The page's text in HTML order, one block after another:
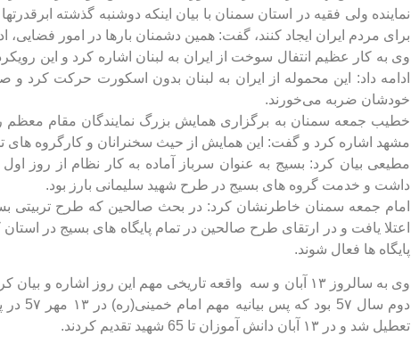
نماینده ولی فقیه در استان سمنان با بیان اینکه دوشنبه گذشته
برای مردم ایران ایجاد کنند، گفت: همین دشمنان بارها در امور
وی به کار عظیم انتفال سوخت از ایران به لبنان اشاره کرد و این
ادامه داد: این محموله از ایران به لبنان بدون اسکورت حرکت کرد و
خودشان ضربه می‌خورند.
خطیب جمعه سمنان به برگزاری همایش بزرگ نمایندگان مقام معظم
مشهد اشاره کرد و گفت: این همایش از حیث سخنرانان و کارگروه
مطیعی بیان کرد: بسیج به عنوان سرباز آماده به کار نظام از روز
داشت و خدمت گروه های بسیج در طرح شهید سلیمانی بارز بود.
امام جمعه سمنان خاطرنشان کرد: در بحث صالحین که طرح تربیتی
اعتلا یافت و در ارتقای طرح صالحین در تمام پایگاه های بسیج در
پایگاه ها فعال شوند.
دوم
تعطیل شد و در ١٣ آبان دانش آموزان تا 65 شهید تقدیم کردند.